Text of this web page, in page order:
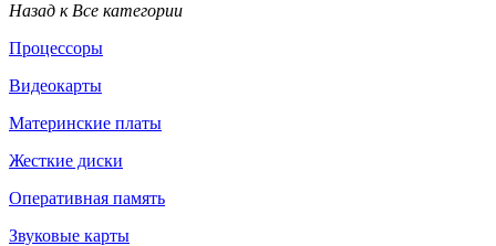
Назад к Все категории
Процессоры
Видеокарты
Материнские платы
Жесткие диски
Оперативная память
Звуковые карты